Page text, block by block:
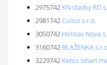
2975742 KN stavby RD
2981742Colius s.r.o.
3050742 Holstav Nova
3160742 BLAŽENKA
3229742 Ketos smart